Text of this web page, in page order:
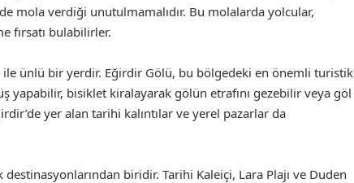
mola verdiği unutulmamalıdır. Bu molalarda yolcular,
fırsatı bulabilirler.
ile ünlü bir yerdir. Eğirdir Gölü, bu bölgedeki en önemli turistik
yapabilir, bisiklet kiralayarak gölün etrafını gezebilir veya göl
yer alan tarihi kalıntılar ve yerel pazarlar da
biridir. Tarihi Kaleiçi, Lara Plajı ve Duden